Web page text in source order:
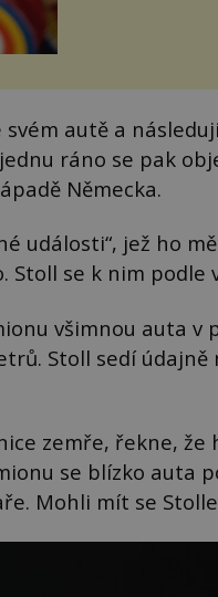
svém autě a
ráno se pak
Německa.
události“, jež ho
se k nim podle
všimnou auta v
Stoll sedí
zemře, řekne,
se blízko auta
Mohli mít se